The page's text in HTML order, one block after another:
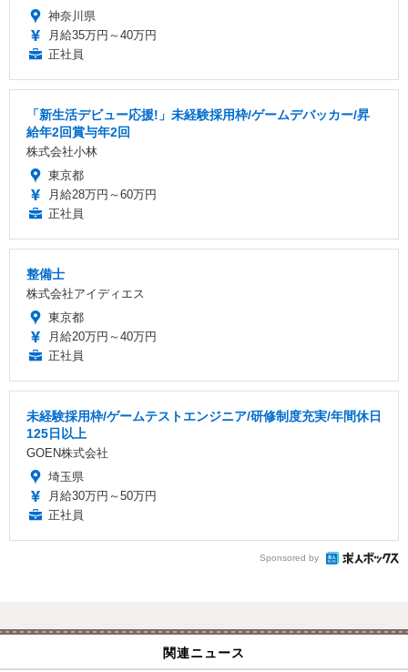
神奈川県
月給35万円～40万円
正社員
「新生活デビュー応援!」未経験採用枠/ゲームデバッカー/昇
給年2回賞与年2回
株式会社小林
東京都
月給28万円～60万円
正社員
整備士
株式会社アイディエス
東京都
月給20万円～40万円
正社員
未経験採用枠/ゲームテストエンジニア/研修制度充実/年間休日
125日以上
GOEN株式会社
埼玉県
月給30万円～50万円
正社員
Sponsored by
関連ニュース